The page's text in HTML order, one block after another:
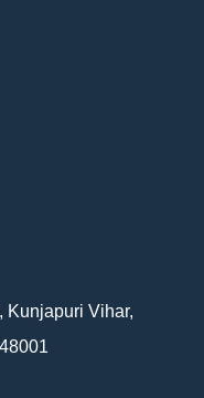
Kunjapuri Vihar,